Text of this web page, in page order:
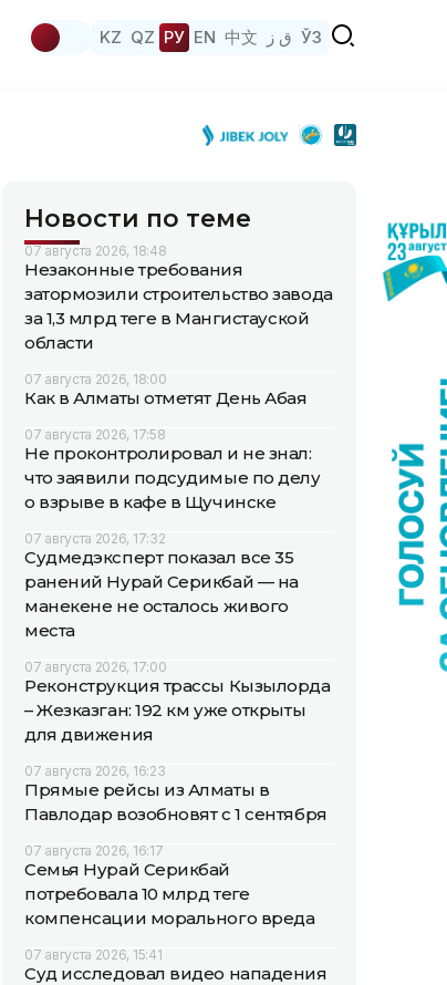
KZ QZ РУ EN 中文 ق ز ЎЗ
Новости по теме
07 августа 2026, 18:48
Незаконные требования
затормозили строительство завода
за 1,3 млрд теңге в Мангистауской
области
07 августа 2026, 18:00
Как в Алматы отметят День Абая
07 августа 2026, 17:58
Не проконтролировал и не знал:
что заявили подсудимые по делу
о взрыве в кафе в Щучинске
07 августа 2026, 17:32
Судмедэксперт показал все 35
ранений Нурай Серикбай — на
манекене не осталось живого
места
07 августа 2026, 17:00
Реконструкция трассы Кызылорда
– Жезказган: 192 км уже открыты
для движения
07 августа 2026, 16:23
Прямые рейсы из Алматы в
Павлодар возобновят с 1 сентября
07 августа 2026, 16:17
Семья Нурай Серикбай
потребовала 10 млрд теңге
компенсации морального вреда
07 августа 2026, 15:41
Суд исследовал видео нападения